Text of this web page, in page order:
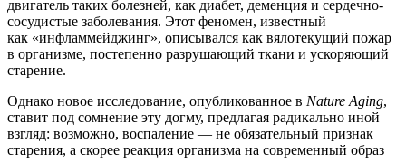
двигатель таких болезней, как диабет, деменция и сердечно-
сосудистые заболевания. Этот феномен, известный
как «инфламмейджинг», описывался как вялотекущий пожар
в организме, постепенно разрушающий ткани и ускоряющий
старение.
Однако новое исследование, опубликованное в Nature Aging,
ставит под сомнение эту догму, предлагая радикально иной
взгляд: возможно, воспаление — не обязательный признак
старения, а скорее реакция организма на современный образ